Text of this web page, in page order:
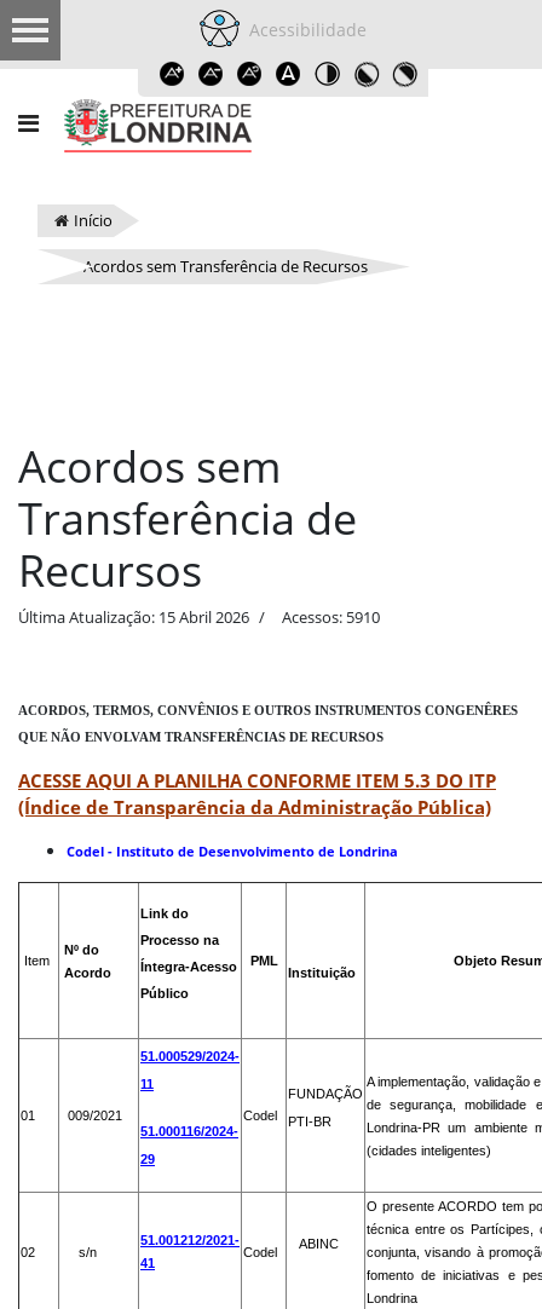
Acessibilidade
Início
Acordos sem Transferência de Recursos
Acordos sem
Transferência de
Recursos
Última Atualização: 15 Abril 2026 Acessos: 5910
ACORDOS, TERMOS, CONVÊNIOS E OUTROS INSTRUMENTOS CONGENÊRES
QUE NÃO ENVOLVAM TRANSFERÊNCIAS DE RECURSOS
ACESSE AQUI A PLANILHA CONFORME ITEM 5.3 DO ITP
(Índice de Transparência da Administração Pública)
Codel - Instituto de Desenvolvimento de Londrina
Item
Nº do
Acordo
Link do
Processo na
Íntegra-Acesso
Público
PML
Instituição
Objeto
01 009/2021
51.000529/2024-
11
51.000116/2024-
29
Codel
FUNDAÇÃO
PTI-BR
A implementação, validação
de segurança, mobilidade
Londrina-PR um ambiente
(cidades inteligentes)
02 s/n
51.001212/2021-
41
Codel
ABINC
O presente ACORDO tem
técnica entre os Partícipes,
conjunta, visando à
fomento de iniciativas e
Londrina